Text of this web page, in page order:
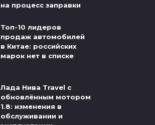
на процесс заправки
Топ-10 лидеров
продаж автомобилей
в Китае: российских
марок нет в списке
Лада Нива Travel с
обновлённым мотором
1.8: изменения в
обслуживании и